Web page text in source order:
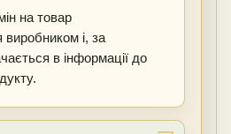
на товар
і, за
в інформації до